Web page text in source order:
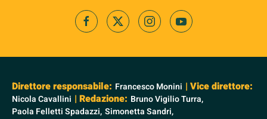
Direttore responsabile: Francesco Monini | Vice direttore:
Nicola Cavallini | Redazione: Bruno Vigilio Turra,
Paola Felletti Spadazzi, Simonetta Sandri,